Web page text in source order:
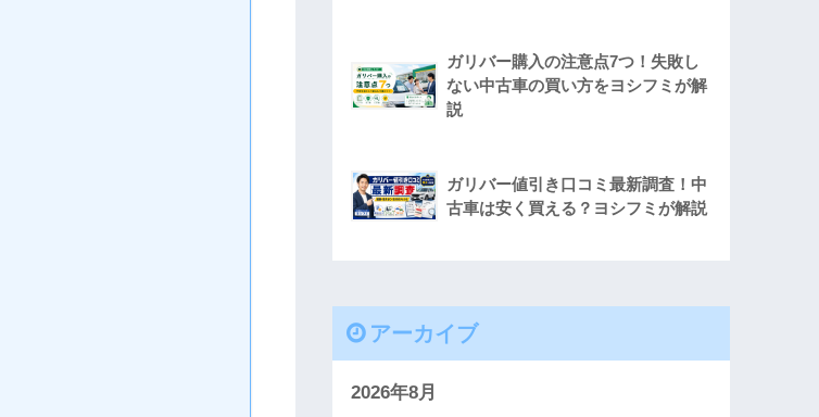
ガリバー購入の注意点7つ！失敗し
ない中古車の買い方をヨシフミが解
説
ガリバー値引き口コミ最新調査！中
古車は安く買える？ヨシフミが解説
アーカイブ
2026年8月